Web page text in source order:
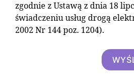
zgodnie z Ustawą z dnia 18
świadczeniu usług drogą
2002 Nr 144 poz. 1204).